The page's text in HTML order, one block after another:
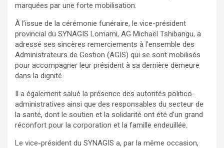
marquées par une forte mobilisation.
À l’issue de la cérémonie funéraire, le vice-président
provincial du SYNAGIS Lomami, AG Michaël Tshibangu, a
adressé ses sincères remerciements à l’ensemble des
Administrateurs de Gestion (AGIS) qui se sont mobilisés
pour accompagner leur président à sa dernière demeure
dans la dignité.
Il a également salué la présence des autorités politico-
administratives ainsi que des responsables du secteur de
la santé, dont le soutien et la solidarité ont été d’un grand
réconfort pour la corporation et la famille endeuillée.
Le vice-président du SYNAGIS a, par la même occasion,